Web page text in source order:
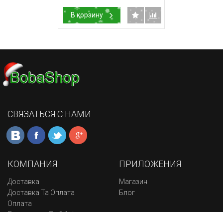
В корзину
СВЯЗАТЬСЯ С НАМИ
КОМПАНИЯ
Доставка
Доставка Та Оплата
Оплата
ПРИЛОЖЕНИЯ
Магазин
Блог